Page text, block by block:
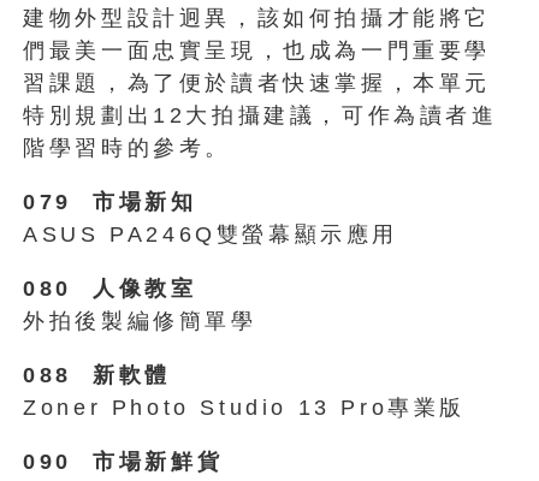
建物外型設計迥異，該如何拍攝才能將它
們最美一面忠實呈現，也成為一門重要學
習課題，為了便於讀者快速掌握，本單元
特別規劃出12大拍攝建議，可作為讀者進
階學習時的參考。
079 市場新知
ASUS PA246Q雙螢幕顯示應用
080 人像教室
外拍後製編修簡單學
088 新軟體
Zoner Photo Studio 13 Pro專業版
090 市場新鮮貨